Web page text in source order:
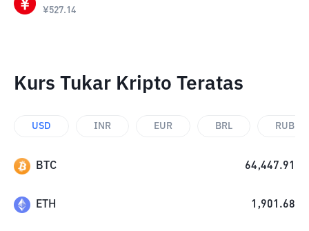
¥527.14
Kurs Tukar Kripto Teratas
USD INR EUR BRL RUB
BTC 64,447.91
ETH 1,901.68